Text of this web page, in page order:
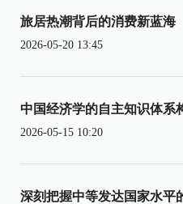
旅居热潮背后的消费新蓝海
2026-05-20 13:45
中国经济学的自主知识体系
2026-05-15 10:20
深刻把握中等发达国家水平